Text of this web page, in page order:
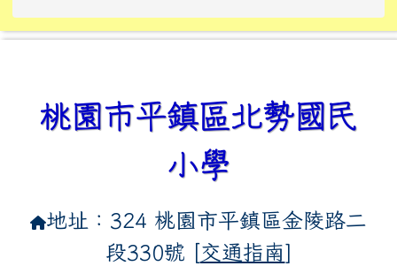
link to https://
link to https://10000.gov.tw/
link to https://
link to https://10000.gov.tw/
link to https://
link to https://
link to https://i.win.org.tw/
link to https://
link to https://
link to https://
link to https://
桃園市平鎮區北勢國民
小學
地址：324 桃園市平鎮區金陵路二
段330號 [交通指南]